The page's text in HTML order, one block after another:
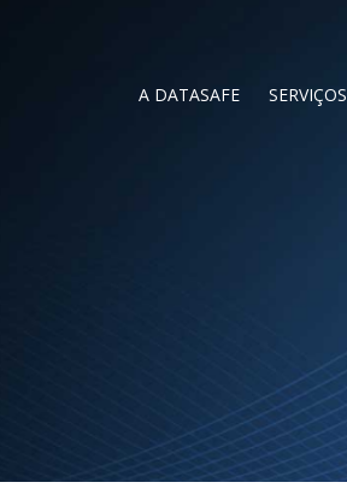
A DATASAFE SERVIÇOS